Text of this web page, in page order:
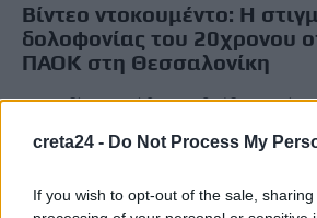
creta24 - Do Not Process My
If you wish to opt-out of the sale,
Βίντεο ντοκουμέντο: Η
δολοφονίας του 20χρονου
ΠΑΟΚ στη Θεσσαλονίκη
Τραγωδία σημειώθηκε το βράδυ της
20χρονος κατέληξε μετά από επίθεση από
περιοχή…